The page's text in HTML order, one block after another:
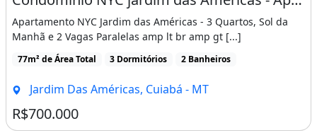
Características do apartamento:
Academia
Armários Embutidos
Rua Asfaltada
Sacada / Varanda
Apartamento NYC Jardim das Américas - 3 Quartos, Sol da
Manhã e 2 Vagas Paralelas amp lt br amp gt [...]
77m² de Área Total 3 Dormitórios 2 Banheiros
Jardim Das Américas, Cuiabá - MT
R$700.000